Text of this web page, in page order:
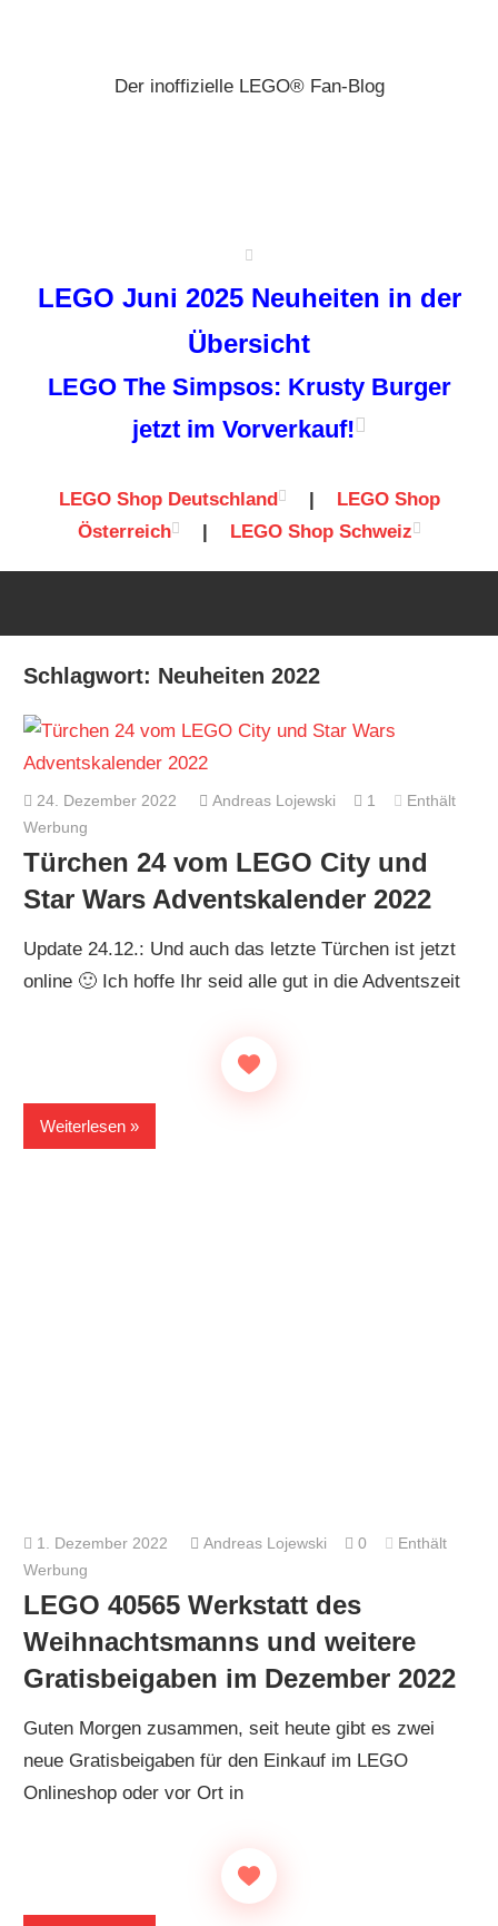
Der inoffizielle LEGO® Fan-Blog
LEGO Juni 2025 Neuheiten in der
Übersicht
LEGO The Simpsos: Krusty Burger
jetzt im Vorverkauf!
LEGO Shop Deutschland | LEGO Shop
Österreich
| LEGO Shop Schweiz
Schlagwort: Neuheiten 2022
24. Dezember 2022 Andreas Lojewski 1
Enthält
Werbung
Türchen 24 vom LEGO City und
Star Wars Adventskalender 2022
Update 24.12.: Und auch das letzte Türchen ist jetzt
online 🙂 Ich hoffe Ihr seid alle gut in die Adventszeit
Weiterlesen
1. Dezember 2022 Andreas Lojewski 0
Enthält
Werbung
LEGO 40565 Werkstatt des
Weihnachtsmanns und weitere
Gratisbeigaben im Dezember 2022
Guten Morgen zusammen, seit heute gibt es zwei
neue Gratisbeigaben für den Einkauf im LEGO
Onlineshop oder vor Ort in